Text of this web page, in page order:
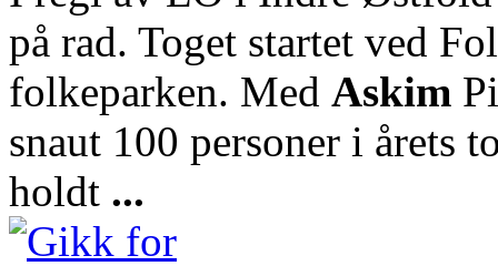
på rad. Toget startet ved
folkeparken. Med Askim
snaut 100 personer i årets
holdt ...